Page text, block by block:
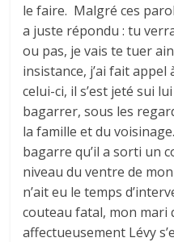
le faire. Malgré ces
a juste répondu : tu
ou pas, je vais te tuer
insistance, j’ai fait appel
celui-ci, il s’est jeté sui
bagarrer, sous les
la famille et du
bagarre qu’il a sorti un
niveau du ventre de
n’ait eu le temps
couteau fatal, mon mari
affectueusement Lévy